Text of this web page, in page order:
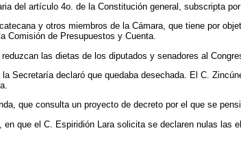
del artículo 4o. de la Constitución general, subscripta
y otros miembros de la Cámara, que tiene por
Comisión de Presupuestos y Cuenta.
las dietas de los diputados y senadores al
Secretaría declaró que quedaba desechada. El C.
que consulta un proyecto de decreto por el que se
en que el C. Espiridión Lara solicita se declaren nulas